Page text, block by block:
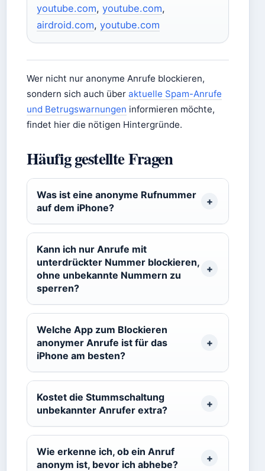
youtube.com, youtube.com,
airdroid.com, youtube.com
Wer nicht nur anonyme Anrufe blockieren,
sondern sich auch über aktuelle Spam-Anrufe
und Betrugswarnungen informieren möchte,
findet hier die nötigen Hintergründe.
Häufig gestellte Fragen
Was ist eine anonyme Rufnummer
auf dem iPhone?
Kann ich nur Anrufe mit
unterdrückter Nummer blockieren,
ohne unbekannte Nummern zu
sperren?
Welche App zum Blockieren
anonymer Anrufe ist für das
iPhone am besten?
Kostet die Stummschaltung
unbekannter Anrufer extra?
Wie erkenne ich, ob ein Anruf
anonym ist, bevor ich abhebe?